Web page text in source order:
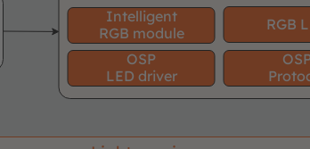
RGB
OSP
LED driver
Intelligent
RGB module